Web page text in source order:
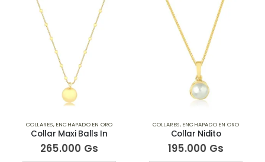
COLLARES, ENCHAPADO EN ORO
Collar Maxi Balls In
265.000 Gs
COLLARES, ENCHAPADO EN ORO
Collar Nidito
195.000 Gs